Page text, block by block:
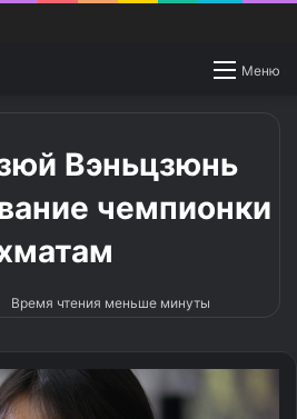
Меню
Switch
Вэньцзюнь
чемпионки
Время чтения меньше минуты